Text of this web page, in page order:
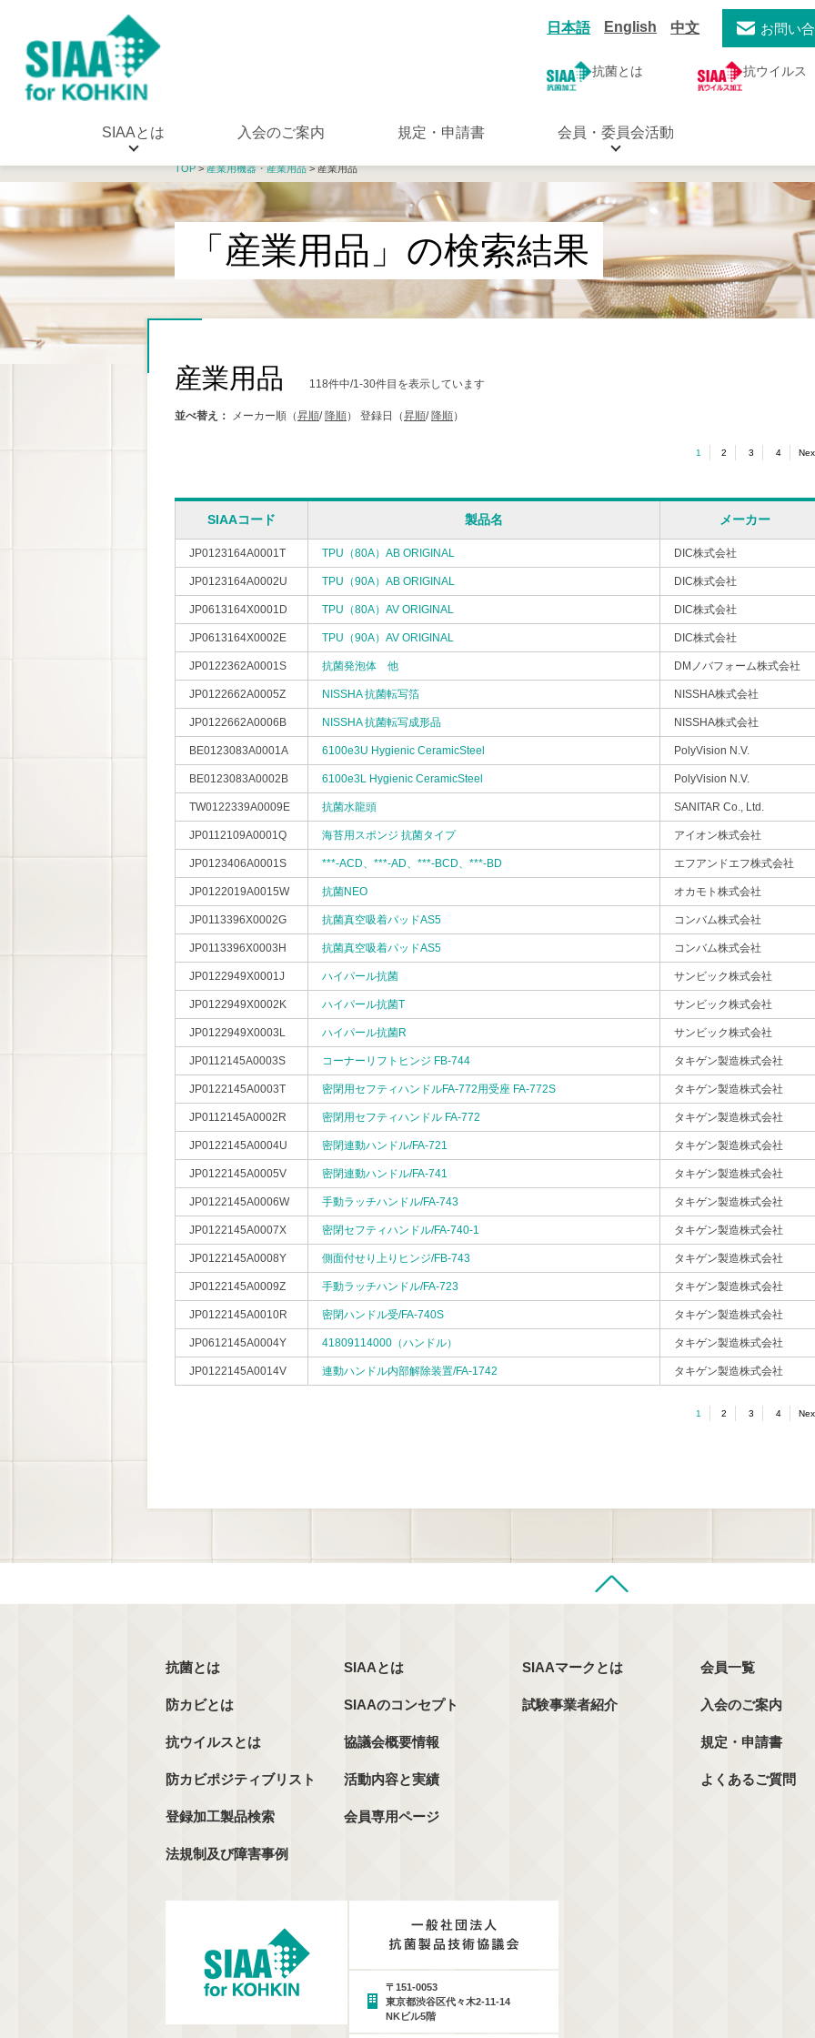
日本語 English 中文 お問い
抗菌とは 抗ウイルス
SIAAとは 入会のご案内 規定・申請書 会員・委員会活動
TOP>産業用機器・産業用品> 産業用品
「産業用品」の検索結果
産業用品 118件中/1-30件目を表示しています
並べ替え： メーカー順（昇順/ 降順） 登録日（昇順/ 降順）
1 2 3 4
SIAAコード 製品名 メーカー
JP0123164A0001T TPU（80A）AB ORIGINAL DIC株式会社
JP0123164A0002U TPU（90A）AB ORIGINAL DIC株式会社
JP0613164X0001D TPU（80A）AV ORIGINAL DIC株式会社
JP0613164X0002E TPU（90A）AV ORIGINAL DIC株式会社
JP0122362A0001S 抗菌発泡体 他 DMノバフォーム株式会社
JP0122662A0005Z NISSHA 抗菌転写箔 NISSHA株式会社
JP0122662A0006B NISSHA 抗菌転写成形品 NISSHA株式会社
BE0123083A0001A 6100e3U Hygienic CeramicSteel PolyVision N.V.
BE0123083A0002B 6100e3L Hygienic CeramicSteel PolyVision N.V.
TW0122339A0009E 抗菌水龍頭 SANITAR Co., Ltd.
JP0112109A0001Q 海苔用スポンジ 抗菌タイプ アイオン株式会社
JP0123406A0001S ***-ACD、***-AD、***-BCD、***-BD エフアンドエフ株式会社
JP0122019A0015W 抗菌NEO オカモト株式会社
JP0113396X0002G 抗菌真空吸着パッドAS5 コンバム株式会社
JP0113396X0003H 抗菌真空吸着パッドAS5 コンバム株式会社
JP0122949X0001J ハイパール抗菌 サンビック株式会社
JP0122949X0002K ハイパール抗菌T サンビック株式会社
JP0122949X0003L ハイパール抗菌R サンビック株式会社
JP0112145A0003S コーナーリフトヒンジ FB-744 タキゲン製造株式会社
JP0122145A0003T 密閉用セフティハンドルFA-772用受座 FA-772S タキゲン製造株式会社
JP0112145A0002R 密閉用セフティハンドル FA-772 タキゲン製造株式会社
JP0122145A0004U 密閉連動ハンドル/FA-721 タキゲン製造株式会社
JP0122145A0005V 密閉連動ハンドル/FA-741 タキゲン製造株式会社
JP0122145A0006W 手動ラッチハンドル/FA-743 タキゲン製造株式会社
JP0122145A0007X 密閉セフティハンドル/FA-740-1 タキゲン製造株式会社
JP0122145A0008Y 側面付せり上りヒンジ/FB-743 タキゲン製造株式会社
JP0122145A0009Z 手動ラッチハンドル/FA-723 タキゲン製造株式会社
JP0122145A0010R 密閉ハンドル受/FA-740S タキゲン製造株式会社
JP0612145A0004Y 41809114000（ハンドル） タキゲン製造株式会社
JP0122145A0014V 連動ハンドル内部解除装置/FA-1742 タキゲン製造株式会社
1 2 3 4
抗菌とは
防カビとは
抗ウイルスとは
防カビポジティブリスト
登録加工製品検索
法規制及び障害事例
SIAAとは
SIAAのコンセプト
協議会概要情報
活動内容と実績
会員専用ページ
SIAAマークとは
試験事業者紹介
会員一覧
入会のご案内
規定・申請書
よくあるご質問
〒151-0053
東京都渋谷区代々木2-11-14
NKビル5階